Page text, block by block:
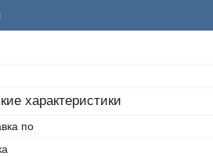
характеристики
по